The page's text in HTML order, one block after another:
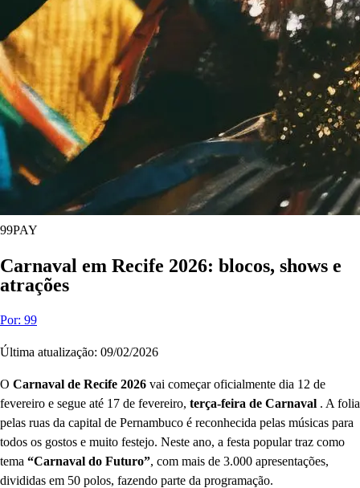
99PAY
Carnaval em Recife 2026: blocos, shows e
atrações
Por: 99
Última atualização: 09/02/2026
O Carnaval de Recife 2026 vai começar oficialmente dia 12 de
fevereiro e segue até 17 de fevereiro, terça-feira de Carnaval . A folia
pelas ruas da capital de Pernambuco é reconhecida pelas músicas para
todos os gostos e muito festejo. Neste ano, a festa popular traz como
tema “Carnaval do Futuro”, com mais de 3.000 apresentações,
divididas em 50 polos, fazendo parte da programação.